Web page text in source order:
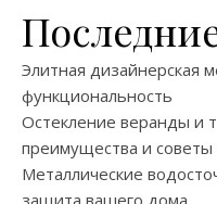
Элитная дизайнерская
функциональность
Остекление веранды и
преимущества и
Металлические
защита вашего дома